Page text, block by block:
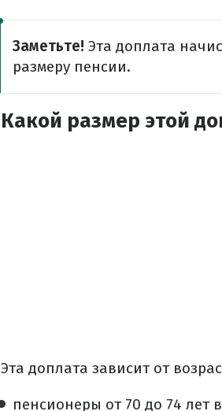
Заметьте! Эта доплата
размеру пенсии.
Какой размер этой
Эта доплата зависит от
пенсионеры от 70 до 74 лет